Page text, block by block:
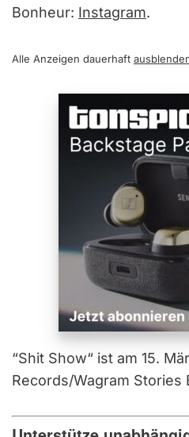
Bonheur: Instagram.
Alle Anzeigen dauerhaft
“Shit Show“ ist am 15.
Records/Wagram Stories